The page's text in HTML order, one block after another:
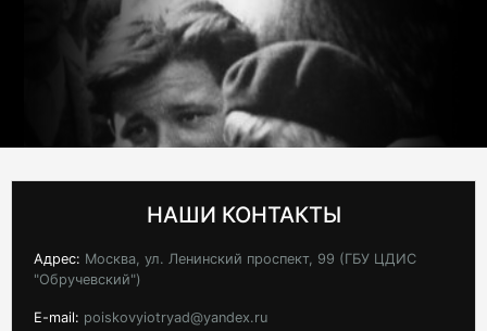
НАШИ КОНТАКТЫ
Адрес: Москва, ул. Ленинский проспект, 99 (ГБУ ЦДИС
"Обручевский")
E-mail: poiskovyiotryad@yandex.ru